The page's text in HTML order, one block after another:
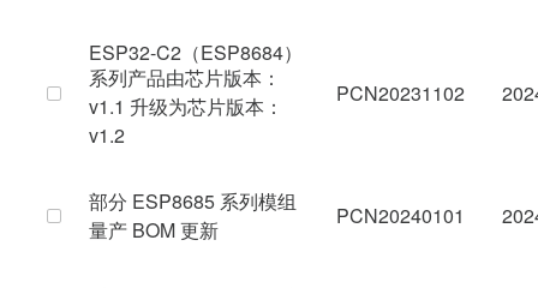
ESP32-C2（ESP8684）
系列产品由芯片版本：
v1.1 升级为芯片版本：
v1.2
PCN20231102
部分 ESP8685 系列模组
量产 BOM 更新
PCN20240101